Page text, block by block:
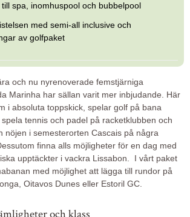
spa, inomhuspool och bubbelpool
med semi-all inclusive och
av golfpaket
och nu nyrenoverade femstjärniga
Marinha har sällan varit mer inbjudande. Här
i absoluta toppskick, spelar golf på bana
tennis och padel på racketklubben och
nöjen i semesterorten Cascais på några
finna alls möjligheter för en dag med
upptäckter i vackra Lissabon. I vårt paket
med möjlighet att lägga till rundor på
Oitavos Dunes eller Estoril GC.